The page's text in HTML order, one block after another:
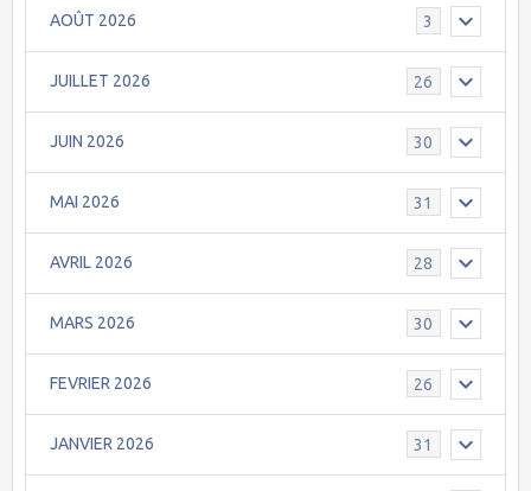
AOÛT 2026 3
JUILLET 2026 26
JUIN 2026 30
MAI 2026 31
AVRIL 2026 28
MARS 2026 30
FEVRIER 2026 26
JANVIER 2026 31